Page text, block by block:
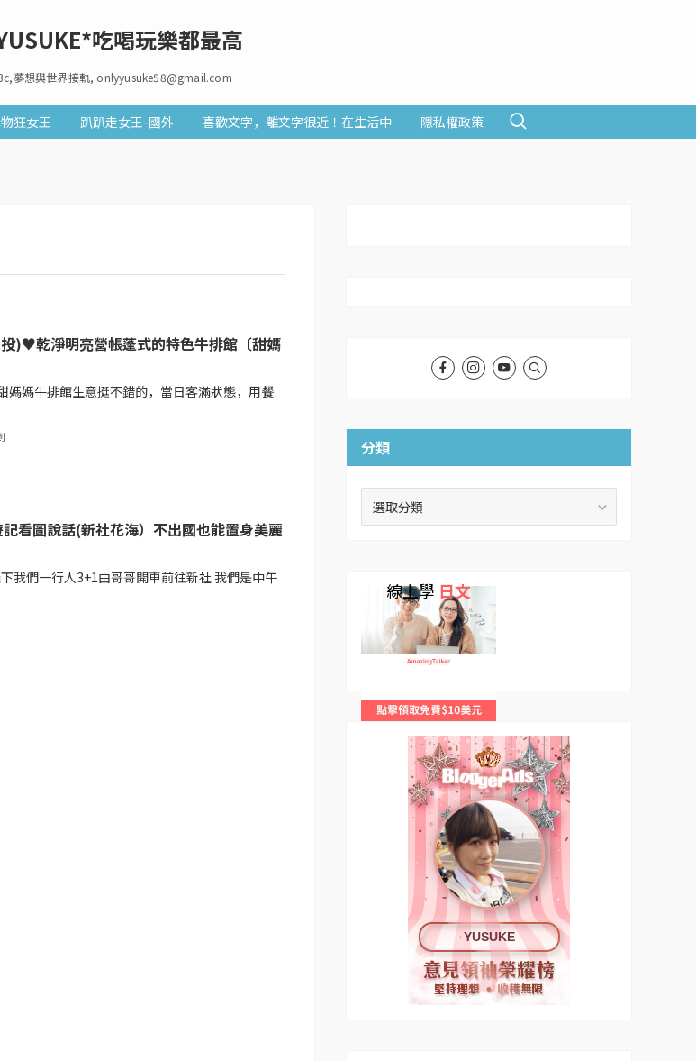
吃喝玩樂都最高
夢想與世界接軌, onlyyusuke58@gmail.com
狂女王 趴趴走女王-國外 喜歡文字，離文字很近！在生活中 隱私權政策
)♥乾淨明亮營帳蓬式的特色牛排館〔甜媽
媽媽牛排館生意挺不錯的，當日客滿狀態，用餐
看圖說話(新社花海）不出國也能置身美麗
我們一行人3+1由哥哥開車前往新社 我們是中午
分類
線上學 日文
YUSUKE